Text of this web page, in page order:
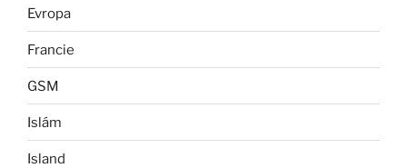
Evropa
Francie
GSM
Islám
Island